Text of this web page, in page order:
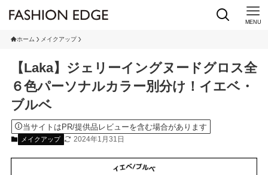
MENU
ホーム メイクアップ
【Laka】ジェリーイングヌードグロス全
６色パーソナルカラー別分け！イエベ・
ブルベ
当サイトはPR/提供品レビューを含む場合があります
メイクアップ 2024年1月31日